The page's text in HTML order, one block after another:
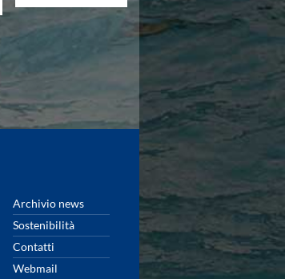
Archivio news
Sostenibilità
Contatti
Webmail